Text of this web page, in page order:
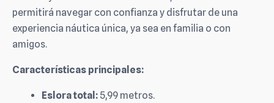
permitirá navegar con confianza y disfrutar de una
experiencia náutica única, ya sea en familia o con
amigos.
Características principales:
Eslora total: 5,99 metros.